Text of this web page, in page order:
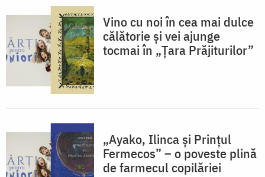
Vino cu noi în cea mai dulce
călătorie și vei ajunge
tocmai în „Țara Prăjiturilor”
„Ayako, Ilinca și Prințul
Fermecos” – o poveste plină
de farmecul copilăriei